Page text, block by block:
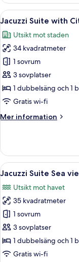
with
Jacuzzi
view
Öppna
alla
foton
för
Jacuzzi
Suite
with
City
18
Jacuzzi Suite with
Utsikt mot staden
34 kvadratmeter
1 sovrum
3 sovplatser
1 dubbelsäng och 1
Gratis wi-fi
Mer information
Mer
Suite
with
City
Öppna
alla
foton
för
Jacuzzi
Suite
Sea
view
18
Jacuzzi Suite Sea
Utsikt mot havet
35 kvadratmeter
1 sovrum
3 sovplatser
1 dubbelsäng och 1
Gratis wi-fi